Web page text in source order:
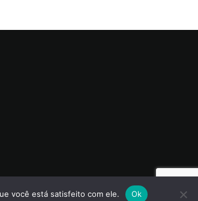
você está satisfeito com ele. Ok